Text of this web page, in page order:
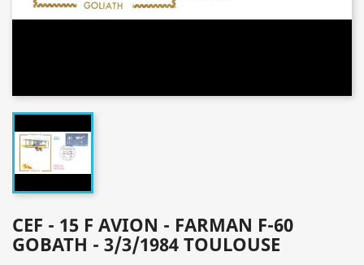
CEF - 15 F AVION - FARMAN F-60
GOBATH - 3/3/1984 TOULOUSE